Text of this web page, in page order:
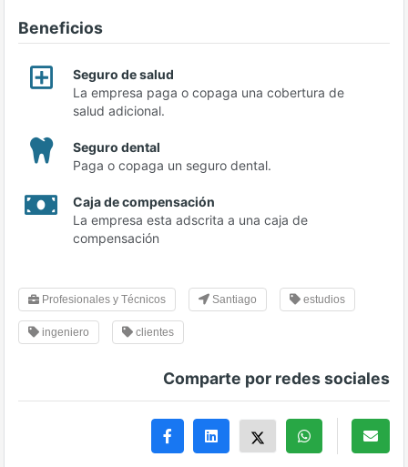
Beneficios
Seguro de salud
La empresa paga o copaga una cobertura de
salud adicional.
Seguro dental
Paga o copaga un seguro dental.
Caja de compensación
La empresa esta adscrita a una caja de
compensación
Profesionales y Técnicos Santiago estudios
ingeniero clientes
Comparte por redes sociales